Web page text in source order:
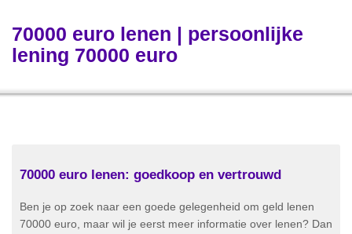
70000 euro lenen | persoonlijke
lening 70000 euro
70000 euro lenen: goedkoop en vertrouwd
Ben je op zoek naar een goede gelegenheid om geld lenen
70000 euro, maar wil je eerst meer informatie over lenen? Dan